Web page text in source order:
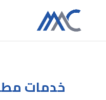
خدمات